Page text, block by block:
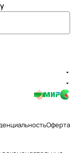
Оферта